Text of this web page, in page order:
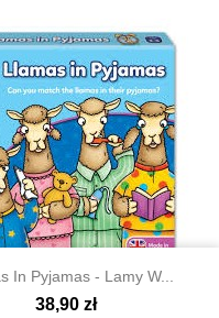
In Pyjamas - Lamy W...
38,90 zł